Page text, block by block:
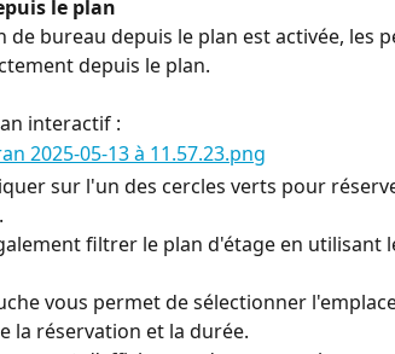
le plan
de bureau depuis le plan est activée, les
depuis le plan.
interactif :
sur l'un des cercles verts pour
filtrer le plan d'étage en utilisant
vous permet de sélectionner
la réservation et la durée.